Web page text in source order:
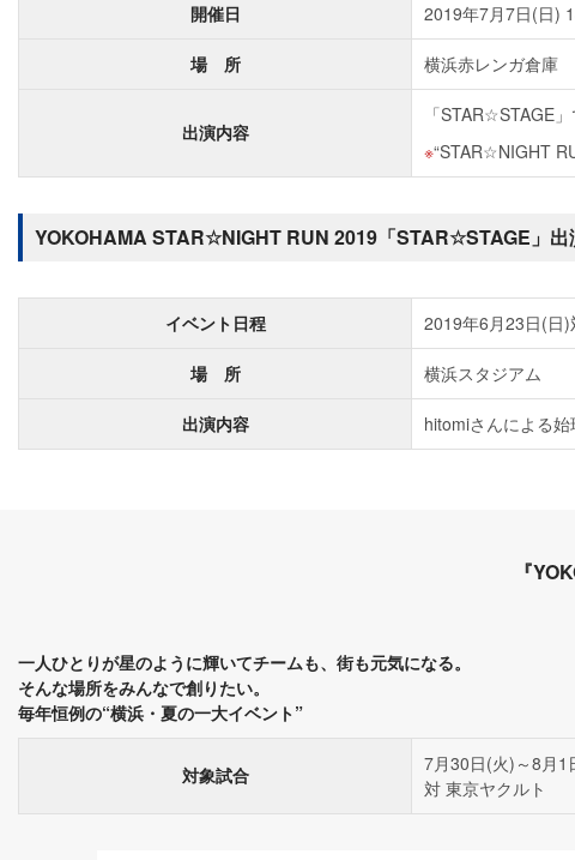
開催日 2019年7月7日(日)
場 所 横浜赤レンガ倉庫
出演内容
「STAR☆STAGE
“STAR☆NIGHT
YOKOHAMA STAR☆NIGHT RUN 2019「STAR☆STAGE
イベント日程 2019年6月23日(日)
場 所 横浜スタジアム
出演内容 hitomiさんによる始
『
一人ひとりが星のように輝いてチームも、街も元気になる。
そんな場所をみんなで創りたい。
毎年恒例の“横浜・夏の一大イベント”
対象試合
7月30日(火)～8月1
対 東京ヤクルト